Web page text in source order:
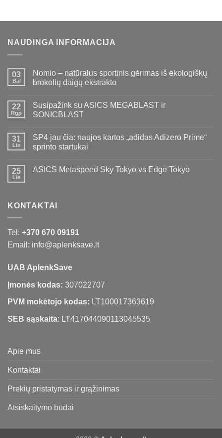
NAUDINGA INFORMACIJA
03
Bal
Nomio – natūralus sportinis gėrimas iš ekologiškų
brokolių daigų ekstrakto
22
Rgp
Susipažink su ASICS MEGABLAST ir
SONICBLAST
31
Lie
SP4 jau čia: naujos kartos „adidas Adizero Prime“
sprinto startukai
25
Lie
ASICS Metaspeed Sky Tokyo vs Edge Tokyo
KONTAKTAI
Tel: +370 670 09191
Email: info@aplenksave.lt
UAB AplenkSave
Įmonės kodas: 307022707
PVM mokėtojo kodas: LT100017363619
SEB sąskaita: LT417044090113045535
Apie mus
Kontaktai
Prekių pristatymas ir grąžinimas
Atsiskaitymo būdai